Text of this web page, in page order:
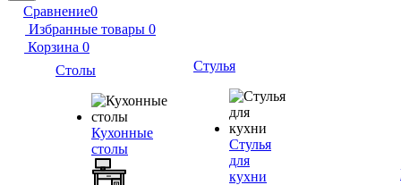
Сравнение0
Избранные товары 0
Корзина 0
Столы
Кухонные
столы
Стулья
Стулья
для
кухни